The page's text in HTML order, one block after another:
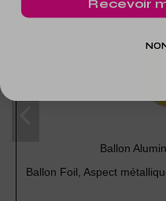
Ballon
Ballon Foil, Aspect
Recevoir